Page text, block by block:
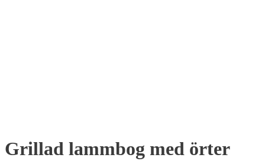
Grillad lammbog med örter